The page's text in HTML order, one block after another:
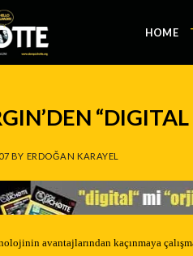
HOME
BY ERDOĞAN KARAYEL
avantajlarından kaçınmaya